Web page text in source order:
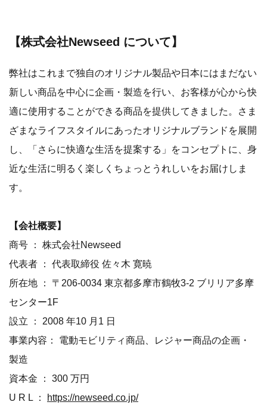
【株式会社Newseed について】
弊社はこれまで独自のオリジナル製品や日本にはまだない
新しい商品を中心に企画・製造を行い、お客様が心から快
適に使用することができる商品を提供してきました。さま
ざまなライフスタイルにあったオリジナルブランドを展開
し、「さらに快適な生活を提案する」をコンセプトに、身
近な生活に明るく楽しくちょっとうれしいをお届けしま
す。
【会社概要】
商号 ： 株式会社Newseed
代表者 ： 代表取締役 佐々木 寛暁
所在地 ： 〒206-0034 東京都多摩市鶴牧3-2 ブリリア多摩
センター1F
設立 ： 2008 年10 月1 日
事業内容： 電動モビリティ商品、レジャー商品の企画・
製造
資本金 ： 300 万円
U R L ：
https://newseed.co.jp/